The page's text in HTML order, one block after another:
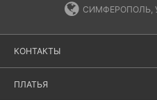
СИМФЕРОПОЛЬ,
КОНТАКТЫ
ПЛАТЬЯ